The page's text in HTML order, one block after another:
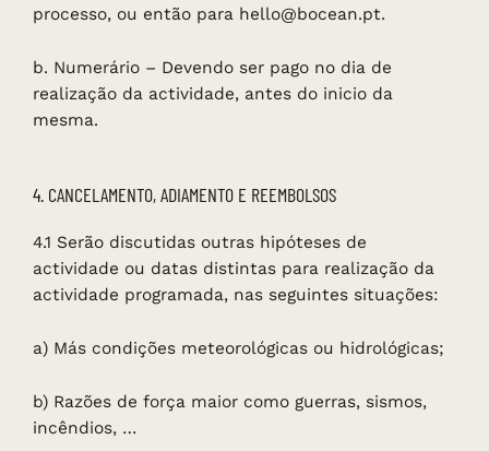
processo, ou então para hello@bocean.pt.
b. Numerário – Devendo ser pago no dia de
realização da actividade, antes do inicio da
mesma.
4. CANCELAMENTO, ADIAMENTO E REEMBOLSOS
4.1 Serão discutidas outras hipóteses de
actividade ou datas distintas para realização da
actividade programada, nas seguintes situações:
a) Más condições meteorológicas ou hidrológicas;
b) Razões de força maior como guerras, sismos,
incêndios, …